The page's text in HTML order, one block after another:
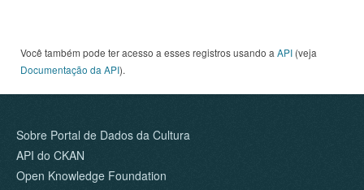
Você também pode ter acesso a esses registros usando a API (veja
Documentação da API).
Sobre Portal de Dados da Cultura
API do CKAN
Open Knowledge Foundation